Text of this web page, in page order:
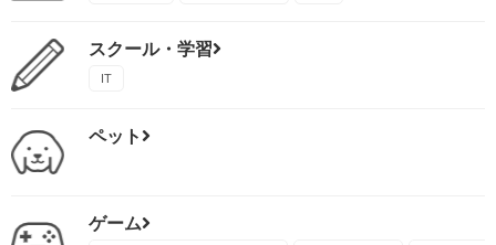
スクール・学習
IT
ペット
ゲーム